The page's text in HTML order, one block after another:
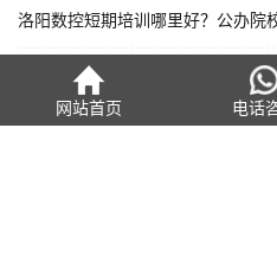
洛阳数控短期培训哪里好？公办院
2026-07-30
洛阳学数控技术哪个技校好？公办
网站首页 电话